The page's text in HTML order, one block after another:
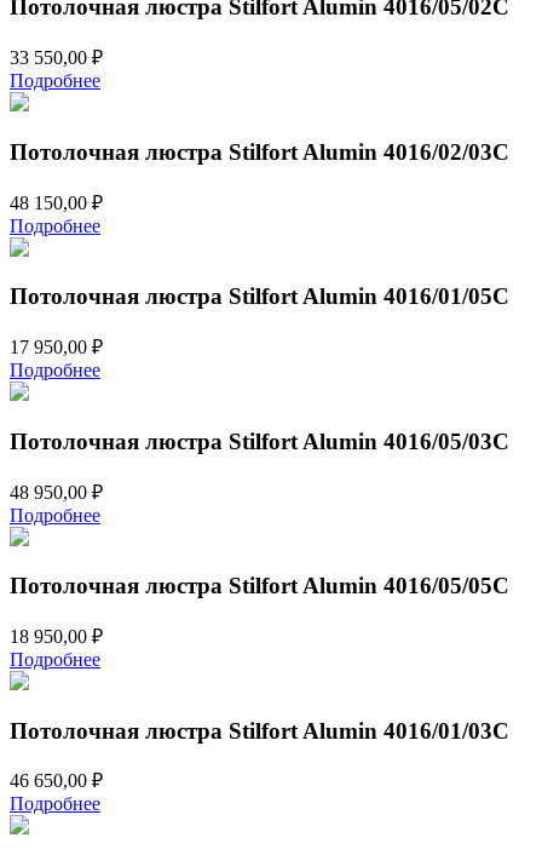
Потолочная люстра Stilfort Alumin 4016/05/02C
33 550,00 ₽
Подробнее
Потолочная люстра Stilfort Alumin 4016/02/03C
48 150,00 ₽
Подробнее
Потолочная люстра Stilfort Alumin 4016/01/05C
17 950,00 ₽
Подробнее
Потолочная люстра Stilfort Alumin 4016/05/03C
48 950,00 ₽
Подробнее
Потолочная люстра Stilfort Alumin 4016/05/05C
18 950,00 ₽
Подробнее
Потолочная люстра Stilfort Alumin 4016/01/03C
46 650,00 ₽
Подробнее